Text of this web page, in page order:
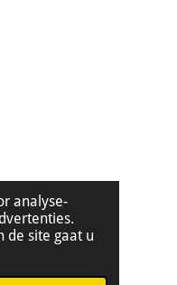
analyse-
de site gaat u